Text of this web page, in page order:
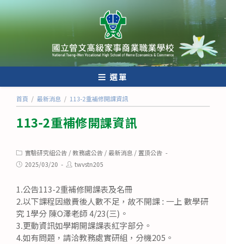
跳
轉
至
內
選單
首頁 / 最新消息 / 113-2重補修開課資訊
113-2重補修開課資訊
Post
category:
實驗研究組公告 /教務處公告 /最新消息 / 置頂公告
Post2025/03/20
Posttwvstn205
1.公告113-2重補修開課表及名冊
2.以下課程因繳費後人數不足，故不開課 : 一上 數學研
究 1學分 陳O澤老師 4/23(三)。
3.更動資訊如學期開課課表紅字部分。
4.如有問題，請洽教務處實研組，分機205。